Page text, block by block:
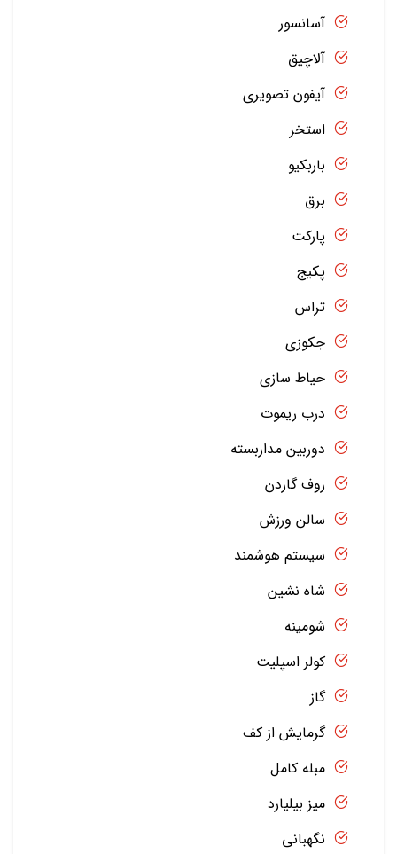
آسانسور
آلاچیق
آیفون تصویری
استخر
باربکیو
برق
پارکت
پکیج
تراس
جکوزی
حیاط سازی
درب ریموت
دوربین مداربسته
روف گاردن
سالن ورزش
سیستم هوشمند
شاه نشین
شومینه
کولر اسپلیت
گاز
گرمایش از کف
مبله کامل
میز بیلیارد
نگهبانی